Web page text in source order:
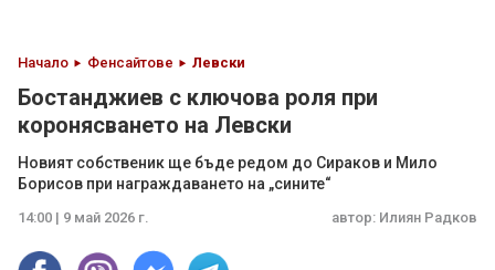
Начало Фенсайтове Левски
Бостанджиев с ключова роля при
коронясването на Левски
Новият собственик ще бъде редом до Сираков и Мило
Борисов при награждаването на „сините“
14:00 | 9 май 2026 г. автор: Илиян Радков